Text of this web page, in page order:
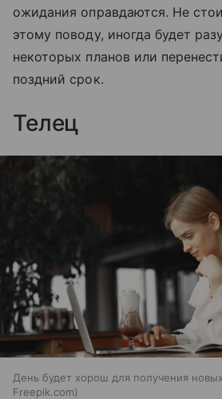
ожидания оправдаются. Не
этому поводу, иногда будет
некоторых планов или
поздний срок.
Телец
День будет хорош для получения
Freepik.com